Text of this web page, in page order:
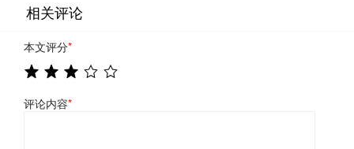
相关评论
本文评分*
评论内容*